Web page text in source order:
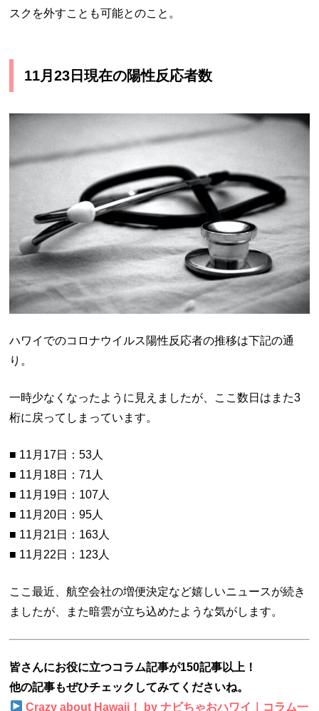
スクを外すことも可能とのこと。
11月23日現在の陽性反応者数
ハワイでのコロナウイルス陽性反応者の推移は下記の通
り。
一時少なくなったように見えましたが、ここ数日はまた3
桁に戻ってしまっています。
■ 11月17日：53人
■ 11月18日：71人
■ 11月19日：107人
■ 11月20日：95人
■ 11月21日：163人
■ 11月22日：123人
ここ最近、航空会社の増便決定など嬉しいニュースが続き
ましたが、また暗雲が立ち込めたような気がします。
皆さんにお役に立つコラム記事が150記事以上！
他の記事もぜひチェックしてみてくださいね。
Crazy about Hawaii！ by ナビちゃおハワイ｜コラム一